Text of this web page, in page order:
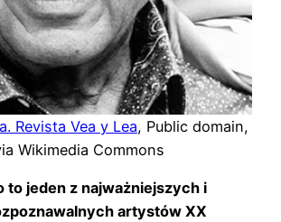
Revista Vea y Lea, Public domain,
Wikimedia Commons
to jeden z najważniejszych i
artystów XX